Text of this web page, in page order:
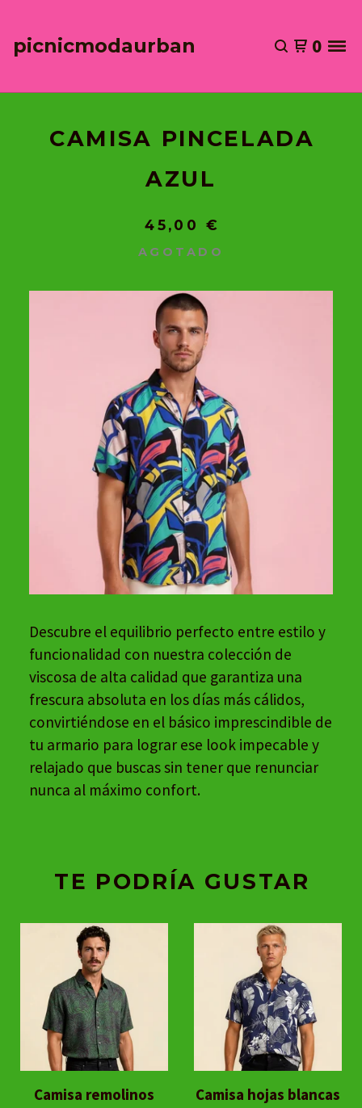
picnicmodaurban 0
CAMISA PINCELADA
AZUL
45,00 €
AGOTADO
Descubre el equilibrio perfecto entre estilo y
funcionalidad con nuestra colección de
viscosa de alta calidad que garantiza una
frescura absoluta en los días más cálidos,
convirtiéndose en el básico imprescindible de
tu armario para lograr ese look impecable y
relajado que buscas sin tener que renunciar
nunca al máximo confort.
TE PODRÍA GUSTAR
Camisa remolinos
Camisa hojas blancas